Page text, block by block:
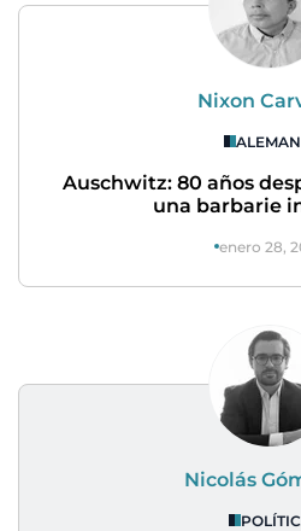
Nixon
Auschwitz: 80 años
una barbarie
enero 28,
Nicolás